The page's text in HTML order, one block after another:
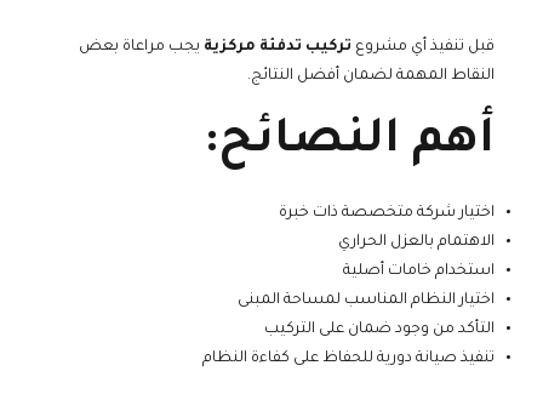
قبل تنفيذ أي مشروع تركيب تدفئة مركزية يجب مراعاة بعض
النقاط المهمة لضمان أفضل النتائج.
أهم النصائح:
اختيار شركة متخصصة ذات خبرة
الاهتمام بالعزل الحراري
استخدام خامات أصلية
اختيار النظام المناسب لمساحة المبنى
التأكد من وجود ضمان على التركيب
تنفيذ صيانة دورية للحفاظ على كفاءة النظام